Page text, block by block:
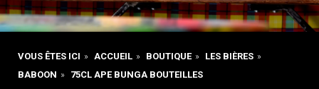
VOUS ÊTES ICI » ACCUEIL » BOUTIQUE » LES BIÈRES »
BABOON » 75CL APE BUNGA BOUTEILLES